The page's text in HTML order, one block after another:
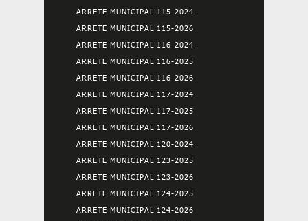
ARRETE MUNICIPAL 115-2024
ARRETE MUNICIPAL 115-2026
ARRETE MUNICIPAL 116-2024
ARRETE MUNICIPAL 116-2025
ARRETE MUNICIPAL 116-2026
ARRETE MUNICIPAL 117-2024
ARRETE MUNICIPAL 117-2025
ARRETE MUNICIPAL 117-2026
ARRETE MUNICIPAL 120-2024
ARRETE MUNICIPAL 123-2025
ARRETE MUNICIPAL 123-2026
ARRETE MUNICIPAL 124-2025
ARRETE MUNICIPAL 124-2026